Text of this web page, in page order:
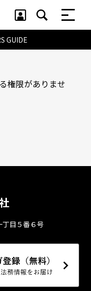
GUIDE
権限がありませ
⽬５番６号